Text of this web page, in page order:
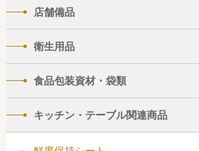
店舗備品
衛生用品
食品包装資材・袋類
キッチン・テーブル関連商品